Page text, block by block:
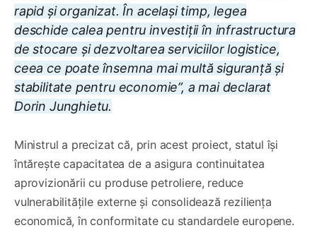
rapid și organizat. În același timp, legea
deschide calea pentru investiții în infrastructura
de stocare și dezvoltarea serviciilor logistice,
ceea ce poate însemna mai multă siguranță și
stabilitate pentru economie”, a mai declarat
Dorin Junghietu.
Ministrul a precizat că, prin acest proiect, statul își
întărește capacitatea de a asigura continuitatea
aprovizionării cu produse petroliere, reduce
vulnerabilitățile externe și consolidează reziliența
economică, în conformitate cu standardele europene.